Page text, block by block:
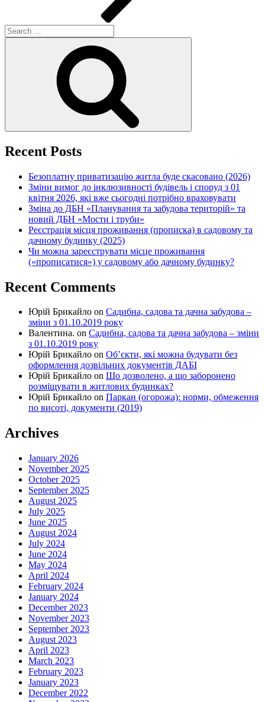
Search
for:
Recent Posts
Безоплатну приватизацію житла буде скасовано (2026)
Зміни вимог до інклюзивності будівель і споруд з 01
квітня 2026, які вже сьогодні потрібно враховувати
Зміна до ДБН «Планування та забудова територій» та
новий ДБН «Мости і труби»
Реєстрація місця проживання (прописка) в садовому та
дачному будинку (2025)
Чи можна зареєструвати місце проживання
(«прописатися») у садовому або дачному будинку?
Recent Comments
Юрій Брикайло on Садибна, садова та дачна забудова –
зміни з 01.10.2019 року
Валентина. on Садибна, садова та дачна забудова – зміни
з 01.10.2019 року
Юрій Брикайло on Об’єкти, які можна будувати без
оформлення дозвільних документів ДАБІ
Юрій Брикайло on Що дозволено, а що заборонено
розміщувати в житлових будинках?
Юрій Брикайло on Паркан (огорожа): норми, обмеження
по висоті, документи (2019)
Archives
January 2026
November 2025
October 2025
September 2025
August 2025
July 2025
June 2025
August 2024
July 2024
June 2024
May 2024
April 2024
February 2024
January 2024
December 2023
November 2023
September 2023
August 2023
April 2023
March 2023
February 2023
January 2023
December 2022